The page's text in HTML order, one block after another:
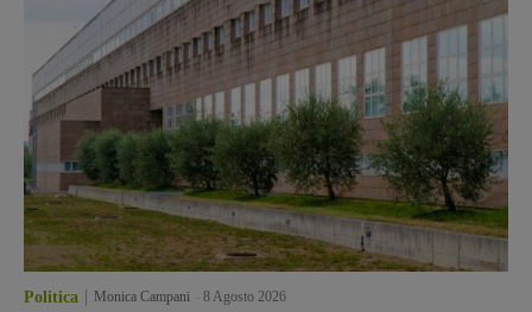
Politica Monica Campani 8 Agosto 2026